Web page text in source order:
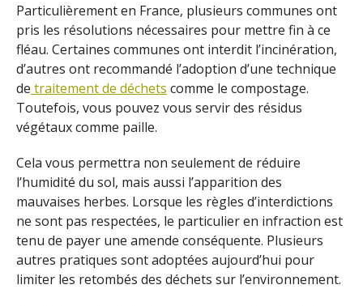
Particulièrement en France, plusieurs communes ont
pris les résolutions nécessaires pour mettre fin à ce
fléau. Certaines communes ont interdit l’incinération,
d’autres ont recommandé l’adoption d’une technique
de traitement de déchets comme le compostage.
Toutefois, vous pouvez vous servir des résidus
végétaux comme paille.
Cela vous permettra non seulement de réduire
l’humidité du sol, mais aussi l’apparition des
mauvaises herbes. Lorsque les règles d’interdictions
ne sont pas respectées, le particulier en infraction est
tenu de payer une amende conséquente. Plusieurs
autres pratiques sont adoptées aujourd’hui pour
limiter les retombés des déchets sur l’environnement.